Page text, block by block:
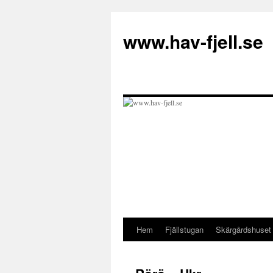
innehåll
www.hav-fjell.se
Hem Fjällstugan Skärgårdshuset